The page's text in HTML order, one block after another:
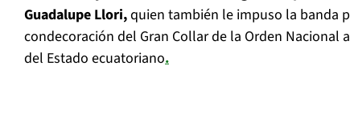
Guadalupe Llori,quien también le impuso la banda
condecoración del Gran Collar de la Orden Nacional
del Estado ecuatoriano.